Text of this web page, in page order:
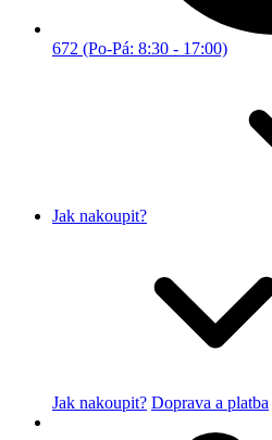
672 (Po-Pá: 8:30 - 17:00)
Jak nakoupit?
Jak nakoupit? Doprava a platba